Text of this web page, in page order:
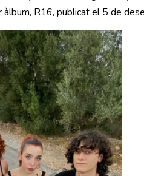
àlbum, R16, publicat el 5 de